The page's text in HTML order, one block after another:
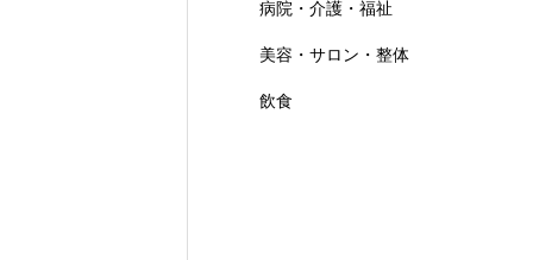
病院・介護・福祉
美容・サロン・整体
飲食